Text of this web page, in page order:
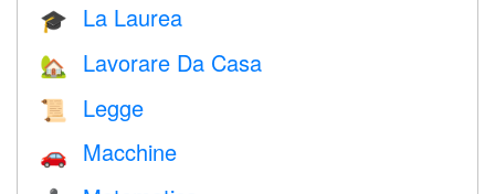
🎓 La Laurea
🏡 Lavorare Da Casa
📜 Legge
🚗 Macchine